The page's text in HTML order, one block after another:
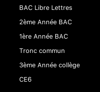
BAC Libre Lettres
2ème Année BAC
1ère Année BAC
Tronc commun
3ème Année collège
CE6